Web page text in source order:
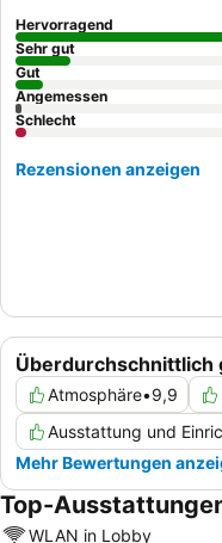
Atmosphäre•9,9
Ausstattung und
Mehr Bewertungen
Hervorragend
Sehr gut
Gut
Angemessen
Schlecht
Rezensionen anzeigen
Top-
WLAN in Lobby